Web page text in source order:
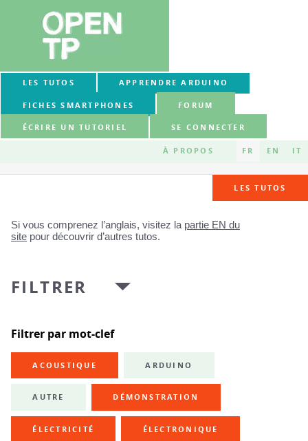
LES TUTOS APPRENDRE ARDUINO
FICHES SMARTPHONES FORUM
ÉCRIRE UN TUTORIEL SE CONNECTER
À PROPOS FR EN IT
LES TUTOS
Si vous comprenez l’anglais, visitez la partie EN du
site pour découvrir d’autres tutos.
FILTRER
Filtrer par mot-clef
ACOUSTIQUE ARDUINO
AUTRE DÉMONSTRATION
ÉLECTRICITÉ ÉLECTRONIQUE